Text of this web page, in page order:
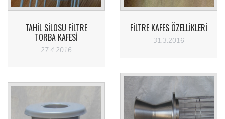
TAHIL SILOSU FILTRE
TORBA KAFESI
27.4.2016
FILTRE KAFES ÖZELLIKLERI
31.3.2016